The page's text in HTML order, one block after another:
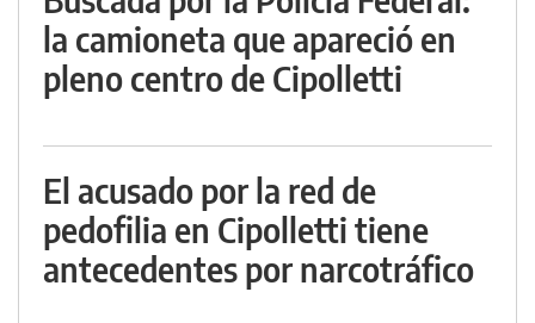
la camioneta que apareció en
pleno centro de Cipolletti
El acusado por la red de
pedofilia en Cipolletti tiene
antecedentes por narcotráfico